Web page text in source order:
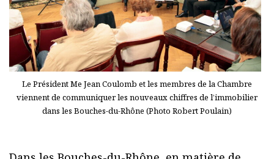
Le Président Me Jean Coulomb et les membres de la Chambre
viennent de communiquer les nouveaux chiffres de l’immobilier
dans les Bouches-du-Rhône (Photo Robert Poulain)